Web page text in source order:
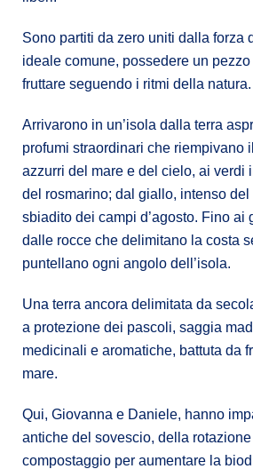
Sono partiti da zero uniti dalla forza
ideale comune, possedere un pezzo
fruttare seguendo i ritmi della natura.
Arrivarono in un’isola dalla terra
profumi straordinari che riempivano
azzurri del mare e del cielo, ai verdi
del rosmarino; dal giallo, intenso
sbiadito dei campi d’agosto. Fino ai
dalle rocce che delimitano la costa
puntellano ogni angolo dell’isola.
Una terra ancora delimitata da
a protezione dei pascoli, saggia
medicinali e aromatiche, battuta da
mare.
Qui, Giovanna e Daniele, hanno
antiche del sovescio, della
compostaggio per aumentare la